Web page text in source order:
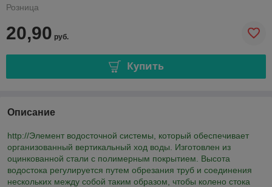
Розница
20,90 руб.
Купить
Описание
http://Элемент водосточной системы, который обеспечивает
организованный вертикальный ход воды. Изготовлен из
оцинкованной стали с полимерным покрытием. Высота
водостока регулируется путем обрезания труб и соединения
нескольких между собой таким образом, чтобы колено стока